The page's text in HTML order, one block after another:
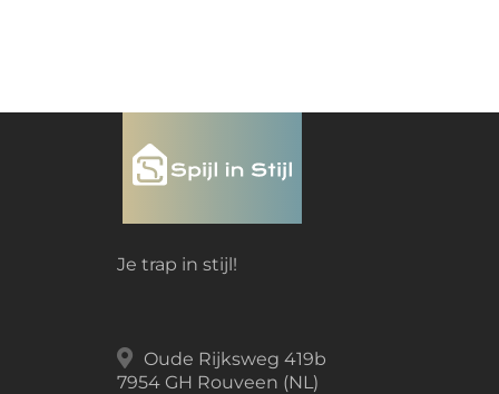
Je trap in stijl!
Oude Rijksweg 419b
7954 GH Rouveen (NL)